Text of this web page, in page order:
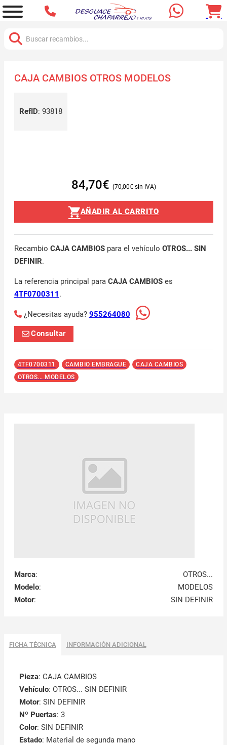
CAJA CAMBIOS OTROS MODELOS
RefID: 93818
84,70€ 70,00€
AÑADIR AL CARRITO
Recambio CAJA CAMBIOSpara el vehículo OTROS... SIN
DEFINIR.
La referencia principal para CAJA CAMBIOSes
4TF0700311 .
¿Necesitas ayuda? 955264080
Consultar
4TF0700311 CAMBIO EMBRAGUE
CAJA CAMBIOS
OTROS... MODELOS
Marca:
OTROS...
Modelo:
MODELOS
Motor: SIN DEFINIR
FICHA TÉCNICA INFORMACIÓN ADICIONAL
Pieza: CAJA CAMBIOS
Vehículo: OTROS... SIN DEFINIR
Motor: SIN DEFINIR
Nº Puertas: 3
Color: SIN DEFINIR
Estado: Material de segunda mano